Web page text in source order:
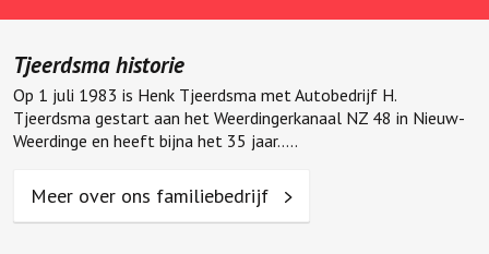
Tjeerdsma historie
Op 1 juli 1983 is Henk Tjeerdsma met Autobedrijf H.
Tjeerdsma gestart aan het Weerdingerkanaal NZ 48 in Nieuw-
Weerdinge en heeft bijna het 35 jaar.....
Meer over ons familiebedrijf